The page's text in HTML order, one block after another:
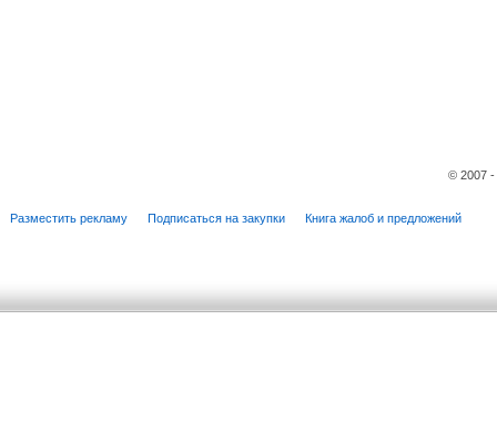
© 2007
Разместить рекламу Подписаться на закупки Книга жалоб и предложений